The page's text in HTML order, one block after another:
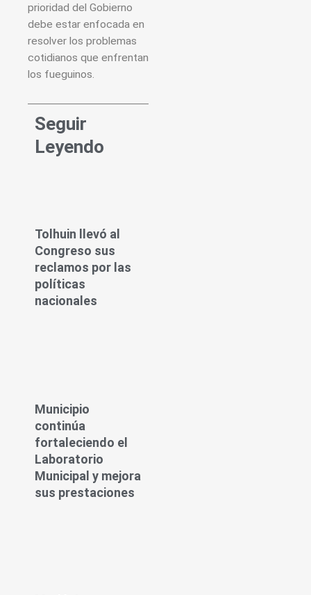
prioridad del Gobierno
debe estar enfocada en
resolver los problemas
cotidianos que enfrentan
los fueguinos.
Seguir
Leyendo
Tolhuin llevó al
Congreso sus
reclamos por las
políticas
nacionales
Municipio
continúa
fortaleciendo el
Laboratorio
Municipal y mejora
sus prestaciones